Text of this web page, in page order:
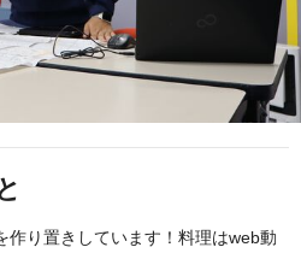
作り置きしています！料理はweb動